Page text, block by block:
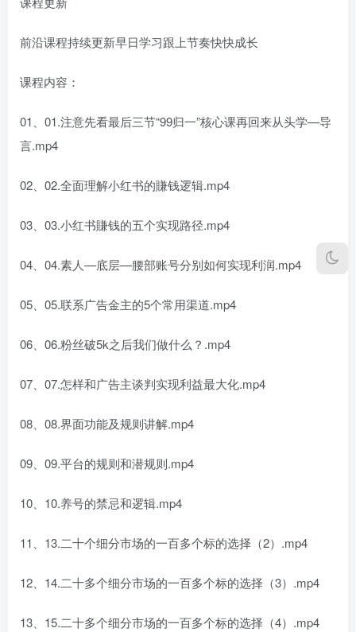
前沿课程持续更新早日学习跟上节奏快快成长
课程内容：
01、01.注意先看最后三节“99归一”核心课再回来从头学—导
言.mp4
02、02.全面理解小红书的賺钱逻辑.mp4
03、03.小红书賺钱的五个实现路径.mp4
04、04.素人—底层—腰部账号分别如何实现利润.mp4
05、05.联系广告金主的5个常用渠道.mp4
06、06.粉丝破5k之后我们做什么？.mp4
07、07.怎样和广告主谈判实现利益最大化.mp4
08、08.界面功能及规则讲解.mp4
09、09.平台的规则和潜规则.mp4
10、10.养号的禁忌和逻辑.mp4
11、13.二十个细分市场的一百多个标的选择（2）.mp4
12、14.二十多个细分市场的一百多个标的选择（3）.mp4
13、15.二十多个细分市场的一百多个标的选择（4）.mp4